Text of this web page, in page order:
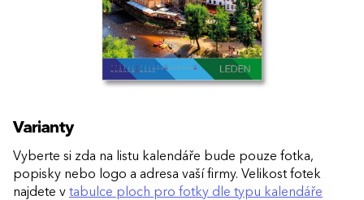
Varianty
Vyberte si zda na listu kalendáře bude pouze fotka,
popisky nebo logo a adresa vaší firmy. Velikost fotek
najdete v tabulce ploch pro fotky dle typu kalendáře